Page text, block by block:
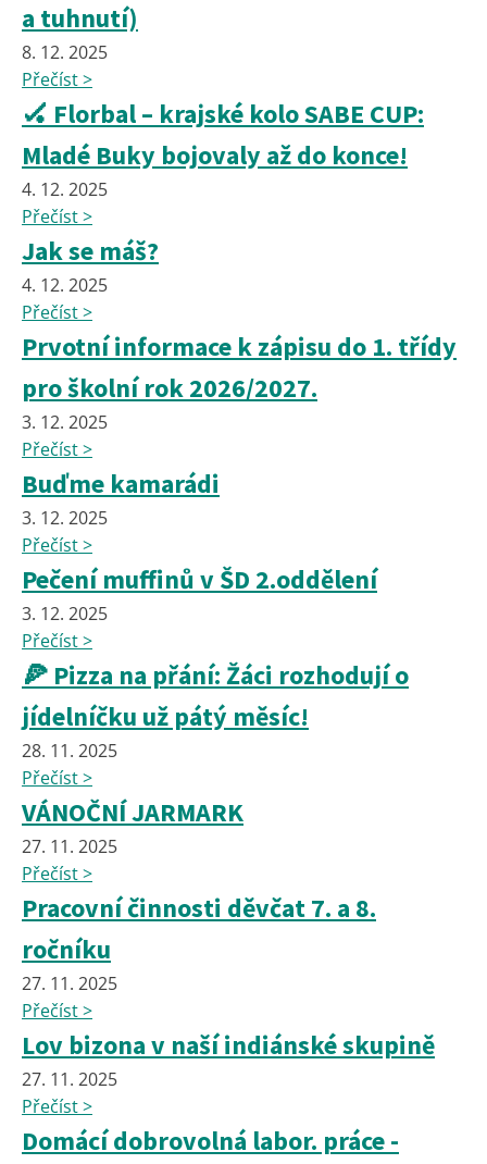
a tuhnutí)
8. 12. 2025
Přečíst >
🏑 Florbal – krajské kolo SABE CUP:
Mladé Buky bojovaly až do konce!
4. 12. 2025
Přečíst >
Jak se máš?
4. 12. 2025
Přečíst >
Prvotní informace k zápisu do 1. třídy
pro školní rok 2026/2027.
3. 12. 2025
Přečíst >
Buďme kamarádi
3. 12. 2025
Přečíst >
Pečení muffinů v ŠD 2.oddělení
3. 12. 2025
Přečíst >
🍕 Pizza na přání: Žáci rozhodují o
jídelníčku už pátý měsíc!
28. 11. 2025
Přečíst >
VÁNOČNÍ JARMARK
27. 11. 2025
Přečíst >
Pracovní činnosti děvčat 7. a 8.
ročníku
27. 11. 2025
Přečíst >
Lov bizona v naší indiánské skupině
27. 11. 2025
Přečíst >
Domácí dobrovolná labor. práce -